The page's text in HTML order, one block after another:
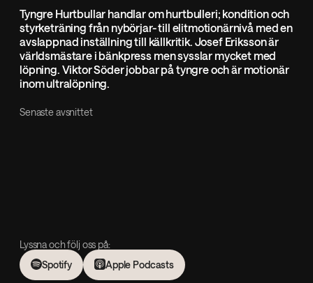
Tyngre Hurtbullar handlar om hurtbulleri; kondition och
styrketräning från nybörjar- till elitmotionärnivå med en
avslappnad inställning till källkritik. Josef Eriksson är
världsmästare i bänkpress men sysslar mycket med
löpning. Viktor Söder jobbar på tyngre och är motionär
inom ultralöpning.
Senaste avsnittet
Lyssna och följ oss på:
Spotify
Apple Podcasts